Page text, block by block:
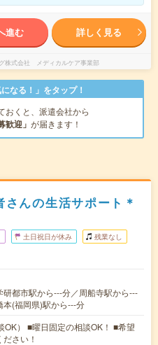
進む 詳しく見る
株式会社 メディカルケア事業部
なる！」をタップ！
おくと、派遣会社から
歓迎」 が届きます！
んの生活サポート＊
土日祝日が休み 残業なし
都市駅から---分／周船寺駅から---
(福岡県)駅から---分
OK） ■曜日固定の相談OK！ ■希望
さい！